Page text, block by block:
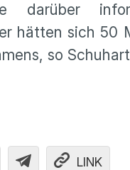
darüber
hätten sich
so
LINK